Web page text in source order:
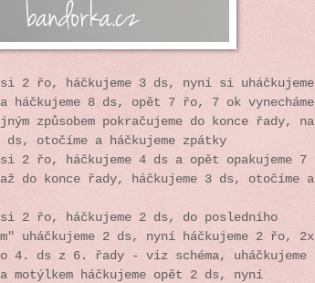
si 2 řo, háčkujeme 3 ds, nyní si uháčkujeme
háčkujeme 8 ds, opět 7 řo, 7 ok vynecháme
způsobem pokračujeme do konce řady, na
ds, otočíme a háčkujeme zpátky
2 řo, háčkujeme 4 ds a opět opakujeme 7
do konce řady, háčkujeme 3 ds, otočíme a
si 2 řo, háčkujeme 2 ds, do posledního
uháčkujeme 2 ds, nyní háčkujeme 2 řo, 2x
4. ds z 6. řady - viz schéma, uháčkujeme
háčkujeme opět 2 ds, nyní